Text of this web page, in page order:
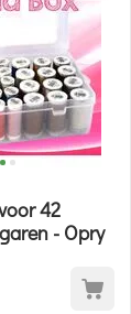
42
- Opry